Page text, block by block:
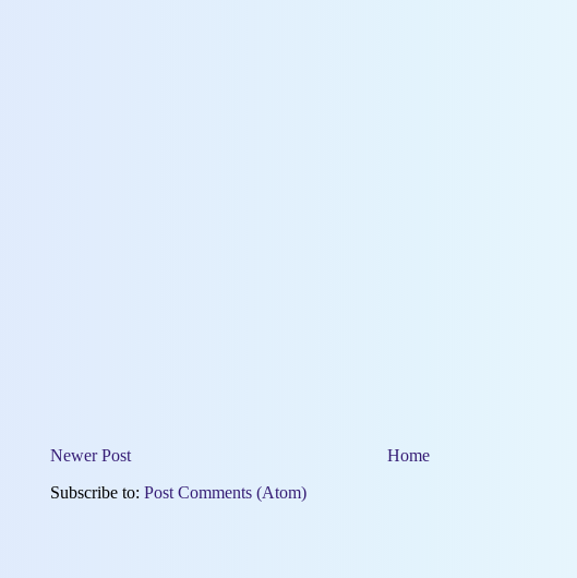
Newer Post
Home
Subscribe to: Post Comments (Atom)